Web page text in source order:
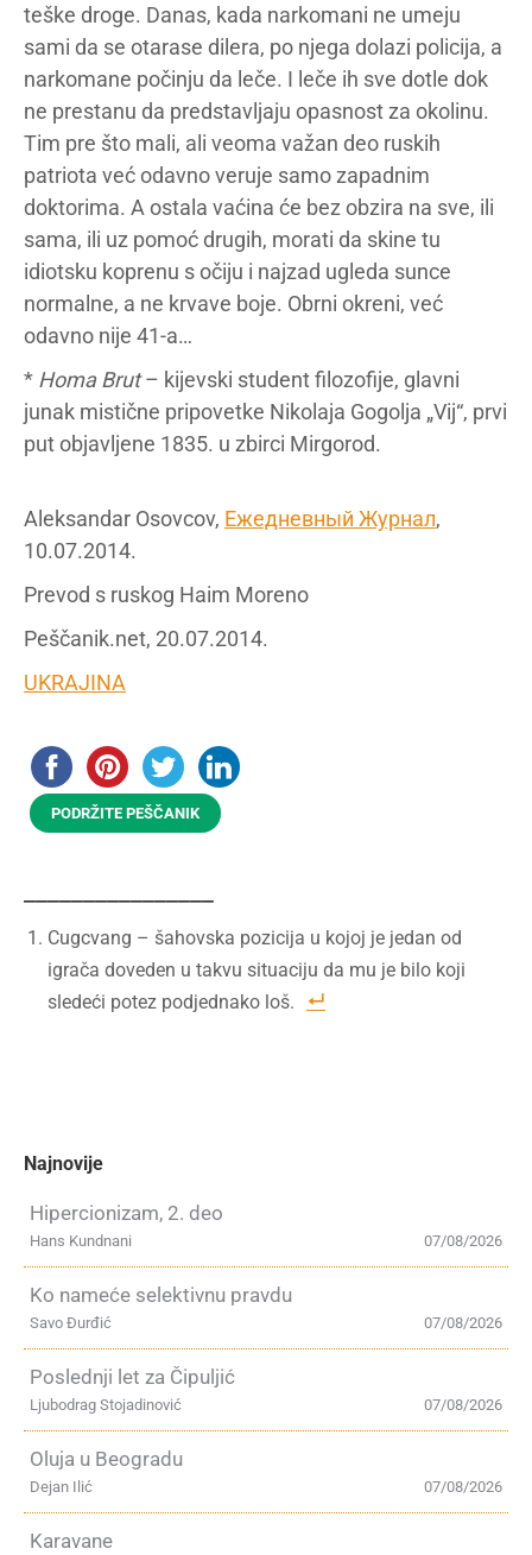
teške droge. Danas, kada narkomani ne umeju
sami da se otarase dilera, po njega dolazi policija, a
narkomane počinju da leče. I leče ih sve dotle dok
ne prestanu da predstavljaju opasnost za okolinu.
Tim pre što mali, ali veoma važan deo ruskih
patriota već odavno veruje samo zapadnim
doktorima. A ostala vaćina će bez obzira na sve, ili
sama, ili uz pomoć drugih, morati da skine tu
idiotsku koprenu s očiju i najzad ugleda sunce
normalne, a ne krvave boje. Obrni okreni, već
odavno nije 41-a…
* Homa Brut– kijevski student filozofije, glavni
junak mistične pripovetke Nikolaja Gogolja „Vij“, prvi
put objavljene 1835. u zbirci Mirgorod.
Aleksandar Osovcov, Ежедневный Журнал,
10.07.2014.
Prevod s ruskog Haim Moreno
Peščanik.net, 20.07.2014.
UKRAJINA
PODRŽITE PEŠČANIK
Cugcvang – šahovska pozicija u kojoj je jedan od
igrača doveden u takvu situaciju da mu je bilo koji
sledeći potez podjednako loš.
Najnovije
Hipercionizam, 2. deo
07/08/2026
Hans Kundnani
Ko nameće selektivnu pravdu
07/08/2026
Savo Đurđić
Poslednji let za Čipuljić
07/08/2026
Ljubodrag Stojadinović
Oluja u Beogradu
07/08/2026
Dejan Ilić
Karavane